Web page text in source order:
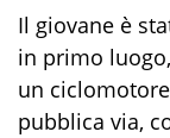
Il giovane è
in primo
un
pubblica via,